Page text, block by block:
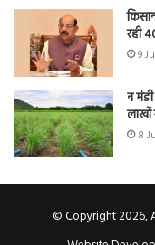
रही
9
न
8
© Copyright 2026,